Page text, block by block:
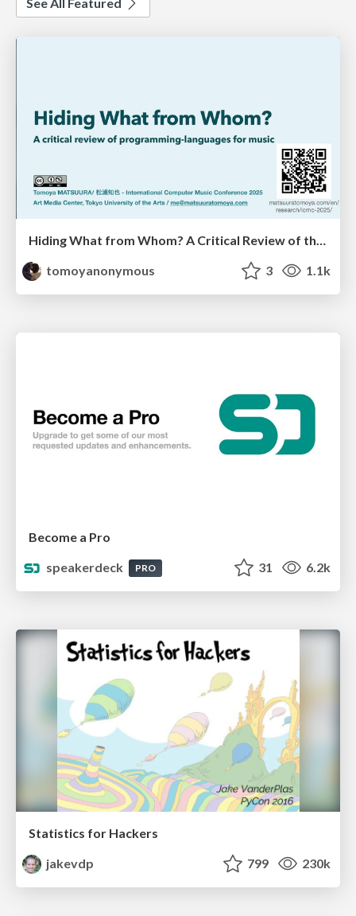
Hiding What from Whom? A Critical Review of the History of Programming languages for Music
tomoyanonymous
3 1.1k
Become a Pro
speakerdeck
PRO 31 6.2k
Statistics for Hackers
jakevdp
799 230k